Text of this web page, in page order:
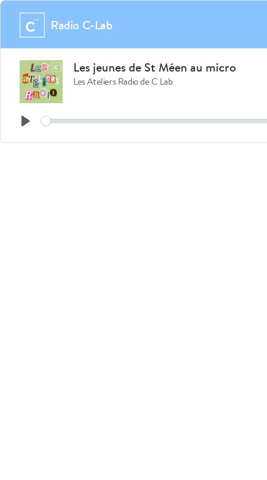
Radio C-Lab
Les jeunes de St Méen au micro
Les Ateliers Radio de C Lab
Play